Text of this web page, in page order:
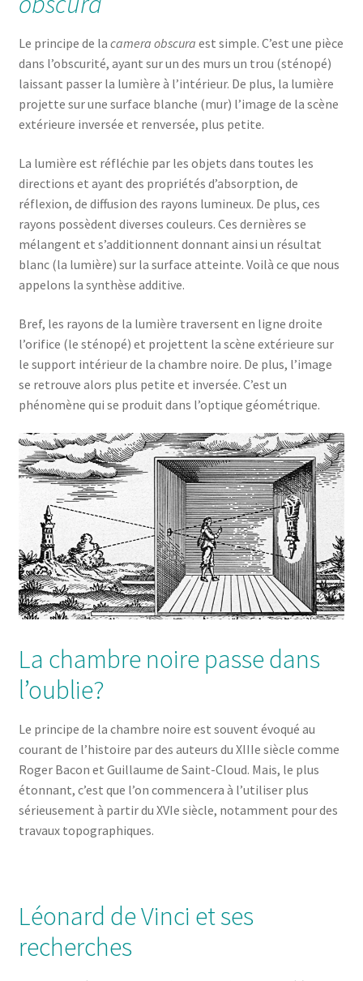
Le principe de la camera obscura est simple. C’est une pièce
dans l’obscurité, ayant sur un des murs un trou (sténopé)
laissant passer la lumière à l’intérieur. De plus, la lumière
projette sur une surface blanche (mur) l’image de la scène
extérieure inversée et renversée, plus petite.
La lumière est réfléchie par les objets dans toutes les
directions et ayant des propriétés d’absorption, de
réflexion, de diffusion des rayons lumineux. De plus, ces
rayons possèdent diverses couleurs. Ces dernières se
mélangent et s’additionnent donnant ainsi un résultat
blanc (la lumière) sur la surface atteinte. Voilà ce que nous
appelons la synthèse additive.
Bref, les rayons de la lumière traversent en ligne droite
l’orifice (le sténopé) et projettent la scène extérieure sur
le support intérieur de la chambre noire. De plus, l’image
se retrouve alors plus petite et inversée. C’est un
phénomène qui se produit dans l’optique géométrique.
La chambre noire passe dans
l’oublie?
Le principe de la chambre noire est souvent évoqué au
courant de l’histoire par des auteurs du XIIIe siècle comme
Roger Bacon et Guillaume de Saint-Cloud. Mais, le plus
étonnant, c’est que l’on commencera à l’utiliser plus
sérieusement à partir du XVIe siècle, notamment pour des
travaux topographiques.
Léonard de Vinci et ses
recherches